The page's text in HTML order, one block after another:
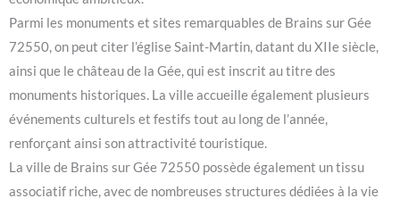
Parmi les monuments et sites remarquables de Brains sur Gée
72550, on peut citer l’église Saint-Martin, datant du XIIe siècle,
ainsi que le château de la Gée, qui est inscrit au titre des
monuments historiques. La ville accueille également plusieurs
événements culturels et festifs tout au long de l’année,
renforçant ainsi son attractivité touristique.
La ville de Brains sur Gée 72550 possède également un tissu
associatif riche, avec de nombreuses structures dédiées à la vie